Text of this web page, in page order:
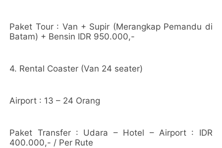
Paket Tour : Van + Supir (Merangkap Pemandu di
Batam) + Bensin IDR 950.000,-
4. Rental Coaster (Van 24 seater)
Airport : 13 – 24 Orang
Paket Transfer : Udara – Hotel – Airport : IDR
400.000,- / Per Rute